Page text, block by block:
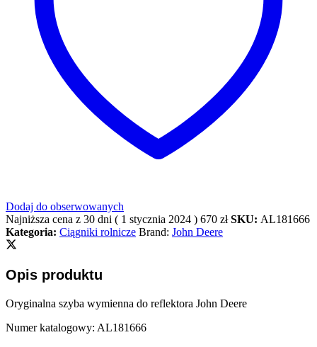
Dodaj do obserwowanych
Najniższa cena z 30 dni ( 1 stycznia 2024 ) 670 zł SKU: AL181666
Kategoria: Ciągniki rolnicze Brand: John Deere
Opis produktu
Oryginalna szyba wymienna do reflektora John Deere
Numer katalogowy: AL181666